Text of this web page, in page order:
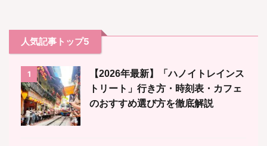
人気記事トップ5
1
【2026年最新】「ハノイトレインス
トリート」行き方・時刻表・カフェ
のおすすめ選び方を徹底解説